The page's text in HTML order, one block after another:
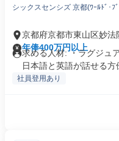
シックスセンシズ 京都(ﾜｰﾙﾄﾞ･ﾌ
京都府京都市東山区妙法
年俸400万円以上
求める人材: ・ラグジュ
日本語と英語が話せる方
社員登用あり